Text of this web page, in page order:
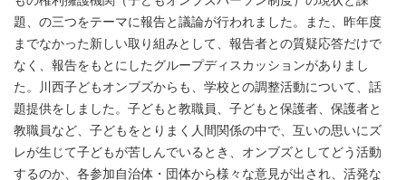
題、の三つをテーマに報告と議論が行われました。また、昨年度
までなかった新しい取り組みとして、報告者との質疑応答だけで
なく、報告をもとにしたグループディスカッションがありまし
た。川西子どもオンブズからも、学校との調整活動について、話
題提供をしました。子どもと教職員、子どもと保護者、保護者と
教職員など、子どもをとりまく人間関係の中で、互いの思いにズ
レが生じて子どもが苦しんでいるとき、オンブズとしてどう活動
するのか、各参加自治体・団体から様々な意見が出され、活発な